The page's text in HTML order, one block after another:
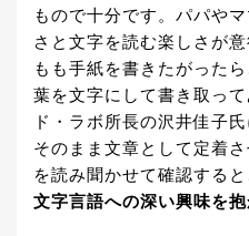
もので十分です。パパや
さと文字を読む楽しさが
もも手紙を書きたがった
葉を文字にして書き取っ
ド・ラボ所長の沢井佳子
そのまま文章として定着
を読み聞かせて確認する
文字言語への深い興味を抱